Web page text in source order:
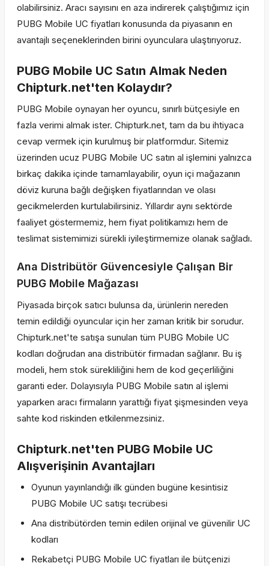
olabilirsiniz. Aracı sayısını en aza indirerek çalıştığımız için
PUBG Mobile UC fiyatları konusunda da piyasanın en
avantajlı seçeneklerinden birini oyunculara ulaştırıyoruz.
PUBG Mobile UC Satın Almak Neden
Chipturk.net'ten Kolaydır?
PUBG Mobile oynayan her oyuncu, sınırlı bütçesiyle en
fazla verimi almak ister. Chipturk.net, tam da bu ihtiyaca
cevap vermek için kurulmuş bir platformdur. Sitemiz
üzerinden ucuz PUBG Mobile UC satın al işlemini yalnızca
birkaç dakika içinde tamamlayabilir, oyun içi mağazanın
döviz kuruna bağlı değişken fiyatlarından ve olası
gecikmelerden kurtulabilirsiniz. Yıllardır aynı sektörde
faaliyet göstermemiz, hem fiyat politikamızı hem de
teslimat sistemimizi sürekli iyileştirmemize olanak sağladı.
Ana Distribütör Güvencesiyle Çalışan Bir
PUBG Mobile Mağazası
Piyasada birçok satıcı bulunsa da, ürünlerin nereden
temin edildiği oyuncular için her zaman kritik bir sorudur.
Chipturk.net'te satışa sunulan tüm PUBG Mobile UC
kodları doğrudan ana distribütör firmadan sağlanır. Bu iş
modeli, hem stok sürekliliğini hem de kod geçerliliğini
garanti eder. Dolayısıyla PUBG Mobile satın al işlemi
yaparken aracı firmaların yarattığı fiyat şişmesinden veya
sahte kod riskinden etkilenmezsiniz.
Chipturk.net'ten PUBG Mobile UC
Alışverişinin Avantajları
Oyunun yayınlandığı ilk günden bugüne kesintisiz
PUBG Mobile UC satışı tecrübesi
Ana distribütörden temin edilen orijinal ve güvenilir UC
kodları
Rekabetçi PUBG Mobile UC fiyatları ile bütçenizi